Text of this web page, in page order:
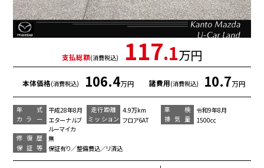
支払総額(消費税込) 117.1万円
本体価格(消費税込) 106.4万円 諸費用(消費税込) 10.7万円
年 式 平成28年8月 走行距離 4.9万km 車 検
令和9年8月
カラー
エターナルブ
ルーマイカ
ミッション フロア6AT 排気量
1500cc
修復歴
無
保証等
保証有り／整備費込／リ済込